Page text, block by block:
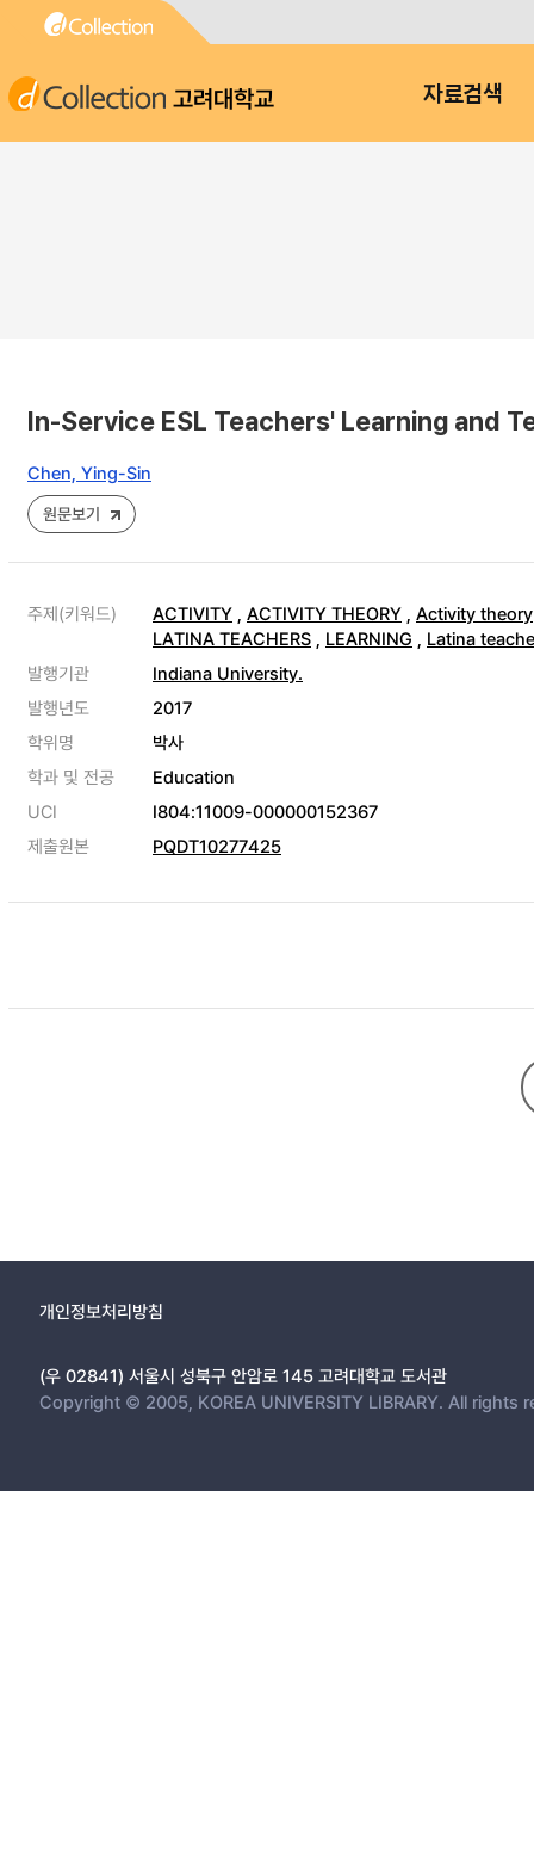
고려대학교 자료검색
In-Service ESL Teachers' Learning and
Chen, Ying-Sin
원문보기
주제(키워드) ACTIVITY , ACTIVITY THEORY , Activity theory
LATINA TEACHERS , LEARNING , Latina
발행기관
Indiana University.
발행년도
2017
학위명
박사
학과 및 전공
Education
UCI
I804:11009-000000152367
제출원본
PQDT10277425
개인정보처리방침
(우 02841) 서울시 성북구 안암로 145 고려대학교 도서관
Copyright © 2005, KOREA UNIVERSITY LIBRARY. All rights